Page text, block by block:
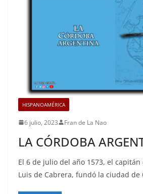
HISPANOAMÉRICA
6 julio, 2023 Fran de La Nao
LA CÓRDOBA
El 6 de julio del año 1573, el capitán
Luis de Cabrera, fundó la ciudad de